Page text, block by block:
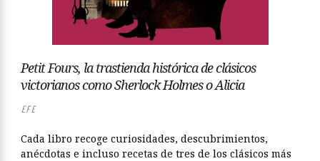
Petit Fours, la trastienda histórica de clásicos
victorianos como Sherlock Holmes o Alicia
EFE
Cada libro recoge curiosidades, descubrimientos,
anécdotas e incluso recetas de tres de los clásicos más